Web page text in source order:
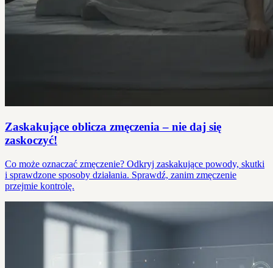
Zaskakujące oblicza zmęczenia – nie daj się
zaskoczyć!
Co może oznaczać zmęczenie? Odkryj zaskakujące powody, skutki
i sprawdzone sposoby działania. Sprawdź, zanim zmęczenie
przejmie kontrolę.